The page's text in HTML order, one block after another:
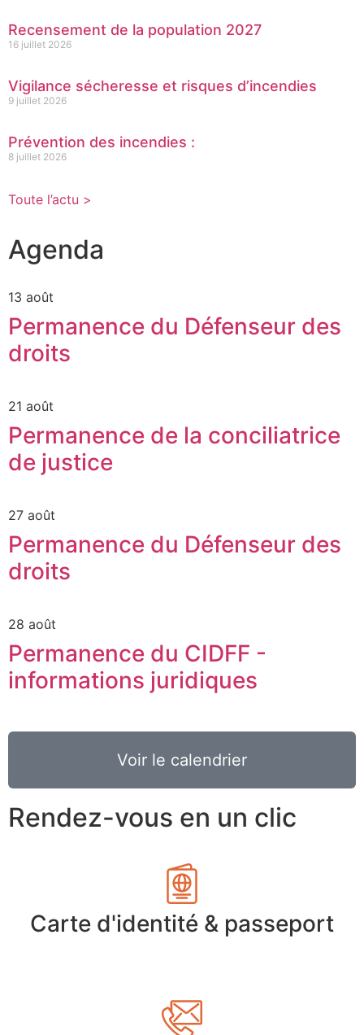
Recensement de la population 2027
16 juillet 2026
Vigilance sécheresse et risques d’incendies
9 juillet 2026
Prévention des incendies :
8 juillet 2026
Toute l’actu >
Agenda
13 août
Permanence du Défenseur des
droits
21 août
Permanence de la conciliatrice
de justice
27 août
Permanence du Défenseur des
droits
28 août
Permanence du CIDFF -
informations juridiques
Voir le calendrier
Rendez-vous en un clic
Carte d'identité & passeport